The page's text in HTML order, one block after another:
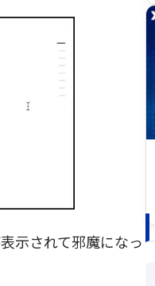
示されて邪魔になっ